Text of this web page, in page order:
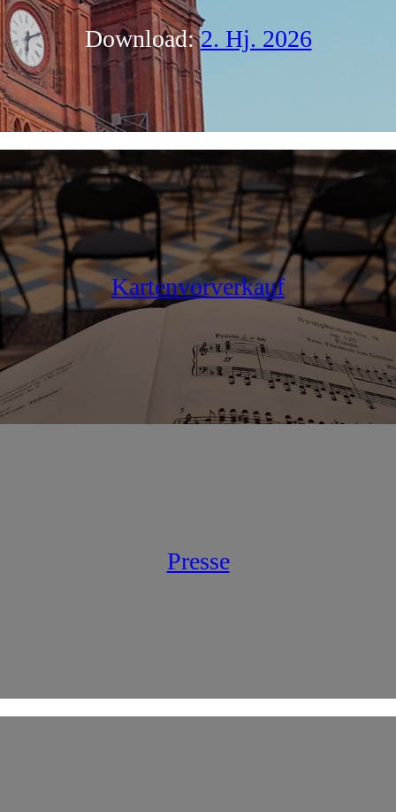
Download:2. Hj. 2026
Kartenvorverkauf
Presse